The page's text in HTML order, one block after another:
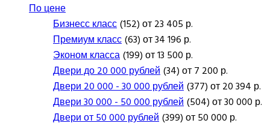
По цене
Бизнесс класс(152) от 23 405 р.
Премиум класс(63) от 34 196 р.
Эконом класса(199) от 13 500 р.
Двери до 20 000 рублей(34) от 7 200 р.
Двери 20 000 - 30 000 рублей(377) от 20 394 р.
Двери 30 000 - 50 000 рублей(504) от 30 000 р.
Двери от 50 000 рублей(399) от 50 000 р.